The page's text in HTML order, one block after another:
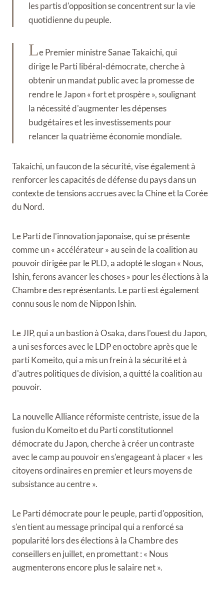
les partis d'opposition se concentrent sur la vie
quotidienne du peuple.
Le Premier ministre Sanae Takaichi, qui
dirige le Parti libéral-démocrate, cherche à
obtenir un mandat public avec la promesse de
rendre le Japon « fort et prospère », soulignant
la nécessité d'augmenter les dépenses
budgétaires et les investissements pour
relancer la quatrième économie mondiale.
Takaichi, un faucon de la sécurité, vise également à
renforcer les capacités de défense du pays dans un
contexte de tensions accrues avec la Chine et la Corée
du Nord.
Le Parti de l'innovation japonaise, qui se présente
comme un « accélérateur » au sein de la coalition au
pouvoir dirigée par le PLD, a adopté le slogan « Nous,
Ishin, ferons avancer les choses » pour les élections à la
Chambre des représentants. Le parti est également
connu sous le nom de Nippon Ishin.
Le JIP, qui a un bastion à Osaka, dans l'ouest du Japon,
a uni ses forces avec le LDP en octobre après que le
parti Komeito, qui a mis un frein à la sécurité et à
d'autres politiques de division, a quitté la coalition au
pouvoir.
La nouvelle Alliance réformiste centriste, issue de la
fusion du Komeito et du Parti constitutionnel
démocrate du Japon, cherche à créer un contraste
avec le camp au pouvoir en s'engageant à placer « les
citoyens ordinaires en premier et leurs moyens de
subsistance au centre ».
Le Parti démocrate pour le peuple, parti d'opposition,
s'en tient au message principal qui a renforcé sa
popularité lors des élections à la Chambre des
conseillers en juillet, en promettant : « Nous
augmenterons encore plus le salaire net ».